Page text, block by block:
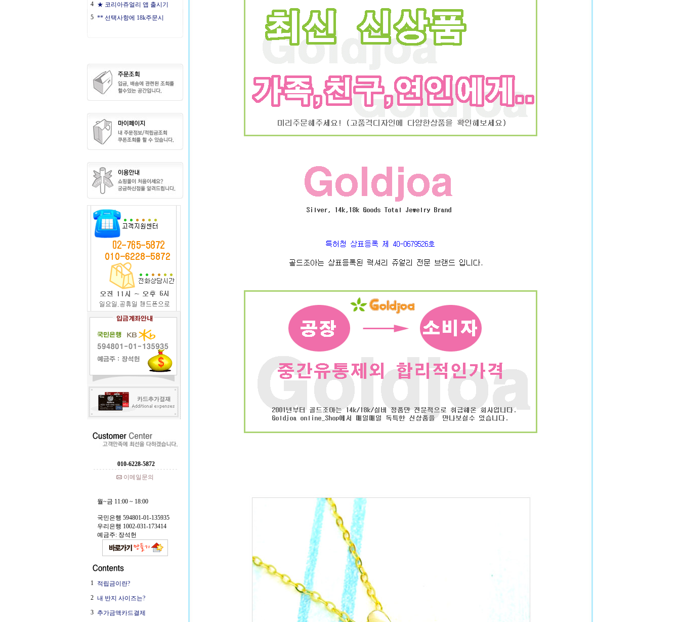
4 ★ 코리아쥬얼리 앱 출시기
5 ** 선택사항에 18k주문시
010-6228-5872
이메일문의
월~금 11:00 ~ 18:00
국민은행 594801-01-135935
우리은행 1002-031-173414
예금주: 장석헌
1 적립금이란?
2 내 반지 사이즈는?
3 추가금액카드결제